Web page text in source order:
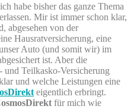
habe bisher das ganze Thema
Mir ist immer schon klar,
abgesehen von der
Hausratversicherung, eine
Auto (und somit wir) im
ist. Aber die
und Teilkasko-Versicherung
und welche Leistungen eine
eigentlich erbringt.
für mich wie